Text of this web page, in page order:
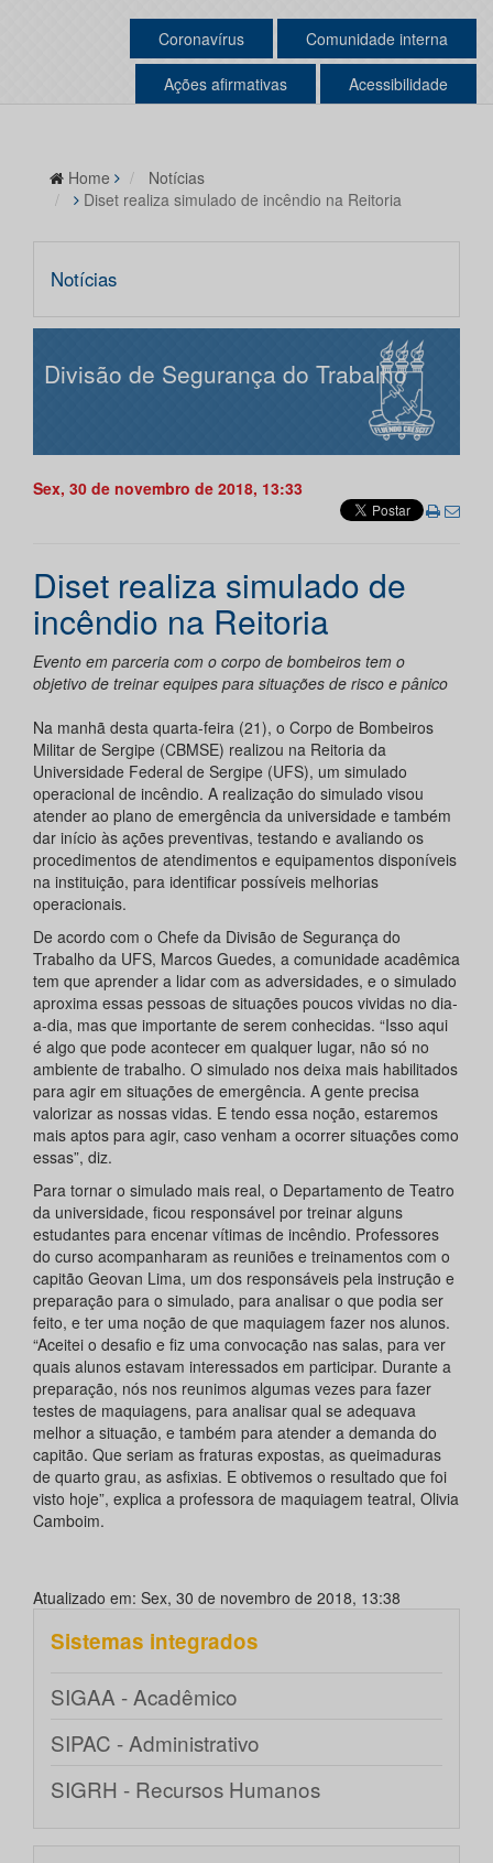
Coronavírus Comunidade interna
Ações afirmativas Acessibilidade
Home
Notícias
Diset realiza simulado de incêndio na Reitoria
Notícias
Divisão de Segurança do Trabalho
Sex, 30 de novembro de 2018, 13:33
Diset realiza simulado de
incêndio na Reitoria
Evento em parceria com o corpo de bombeiros tem o
objetivo de treinar equipes para situações de risco e pânico
Na manhã desta quarta-feira (21), o Corpo de Bombeiros
Militar de Sergipe (CBMSE) realizou na Reitoria da
Universidade Federal de Sergipe (UFS), um simulado
operacional de incêndio. A realização do simulado visou
atender ao plano de emergência da universidade e também
dar início às ações preventivas, testando e avaliando os
procedimentos de atendimentos e equipamentos disponíveis
na instituição, para identificar possíveis melhorias
operacionais.
De acordo com o Chefe da Divisão de Segurança do
Trabalho da UFS, Marcos Guedes, a comunidade acadêmica
tem que aprender a lidar com as adversidades, e o simulado
aproxima essas pessoas de situações poucos vividas no dia-
a-dia, mas que importante de serem conhecidas. “Isso aqui
é algo que pode acontecer em qualquer lugar, não só no
ambiente de trabalho. O simulado nos deixa mais habilitados
para agir em situações de emergência. A gente precisa
valorizar as nossas vidas. E tendo essa noção, estaremos
mais aptos para agir, caso venham a ocorrer situações como
essas”, diz.
Para tornar o simulado mais real, o Departamento de Teatro
da universidade, ficou responsável por treinar alguns
estudantes para encenar vítimas de incêndio. Professores
do curso acompanharam as reuniões e treinamentos com o
capitão Geovan Lima, um dos responsáveis pela instrução e
preparação para o simulado, para analisar o que podia ser
feito, e ter uma noção de que maquiagem fazer nos alunos.
“Aceitei o desafio e fiz uma convocação nas salas, para ver
quais alunos estavam interessados em participar. Durante a
preparação, nós nos reunimos algumas vezes para fazer
testes de maquiagens, para analisar qual se adequava
melhor a situação, e também para atender a demanda do
capitão. Que seriam as fraturas expostas, as queimaduras
de quarto grau, as asfixias. E obtivemos o resultado que foi
visto hoje”, explica a professora de maquiagem teatral, Olivia
Camboim.
Atualizado em: Sex, 30 de novembro de 2018, 13:38
Sistemas integrados
SIGAA - Acadêmico
SIPAC - Administrativo
SIGRH - Recursos Humanos